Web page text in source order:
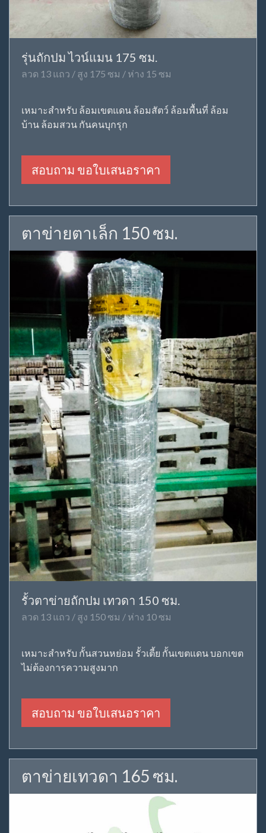
รุ่นถักปม ไวน์แมน 175 ซม.
ลวด 13 แถว / สูง 175 ซม / ห่าง 15 ซม
เหมาะสำหรับ ล้อมเขตแดน ล้อมสัตว์ ล้อมพื้นที่ ล้อม
บ้าน ล้อมสวน กันคนบุกรุก
สอบถาม ขอใบเสนอราคา
ตาข่ายตาเล็ก 150 ซม.
รั้วตาข่ายถักปม เทวดา 150 ซม.
ลวด 13 แถว / สูง 150 ซม / ห่าง 10 ซม
เหมาะสำหรับ กั้นสวนหย่อม รั้วเตี้ย กั้นเขตแดน บอกเขต
ไม่ต้องการความสูงมาก
สอบถาม ขอใบเสนอราคา
ตาข่ายเทวดา 165 ซม.